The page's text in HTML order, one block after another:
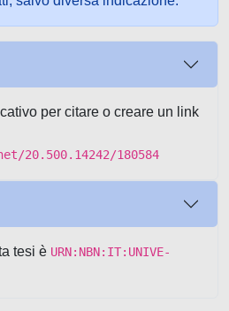
per citare o creare un link
20.500.14242/180584
tesi è URN:NBN:IT:UNIVE-